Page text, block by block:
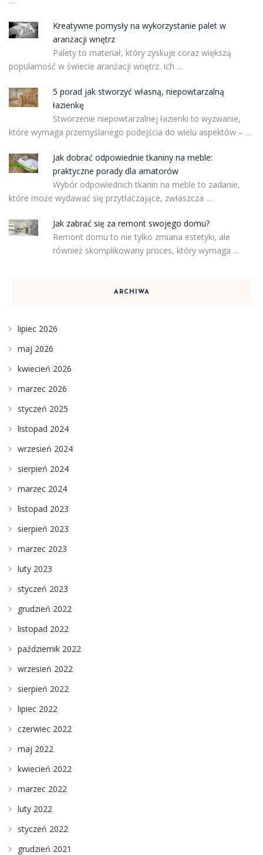
Kreatywne pomysły na wykorzystanie palet w
aranżacji wnętrz
Palety to materiał, który zyskuje coraz większą
popularność w świecie aranżacji wnętrz. Ich …
5 porad jak stworzyć własną, niepowtarzalną
łazienkę
Stworzenie niepowtarzalnej łazienki to wyzwanie,
które wymaga przemyślanego podejścia do wielu aspektów – …
Jak dobrać odpowiednie tkaniny na meble:
praktyczne porady dla amatorów
Wybór odpowiednich tkanin na meble to zadanie,
które może wydawać się przytłaczające, zwłaszcza …
Jak zabrać się za remont swojego domu?
Remont domu to nie tylko zmiana estetyki, ale
również skomplikowany proces, który wymaga …
ARCHIWA
lipiec 2026
maj 2026
kwiecień 2026
marzec 2026
styczeń 2025
listopad 2024
wrzesień 2024
sierpień 2024
marzec 2024
listopad 2023
sierpień 2023
marzec 2023
luty 2023
styczeń 2023
grudzień 2022
listopad 2022
październik 2022
wrzesień 2022
sierpień 2022
lipiec 2022
czerwiec 2022
maj 2022
kwiecień 2022
marzec 2022
luty 2022
styczeń 2022
grudzień 2021